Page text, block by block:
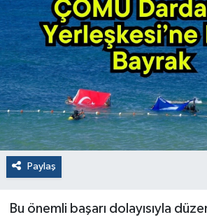
Paylaş
Bu önemli başarı dolayısıyla